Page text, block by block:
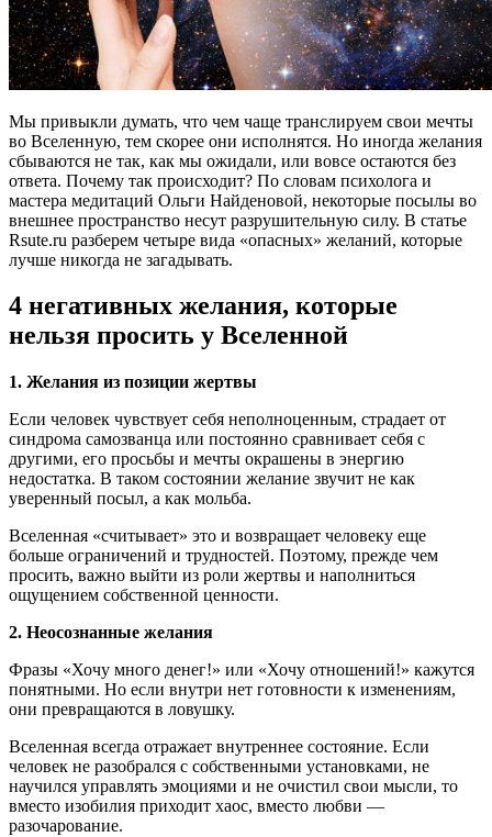
Мы привыкли думать, что чем чаще транслируем свои мечты
во Вселенную, тем скорее они исполнятся. Но иногда желания
сбываются не так, как мы ожидали, или вовсе остаются без
ответа. Почему так происходит? По словам психолога и
мастера медитаций Ольги Найденовой, некоторые посылы во
внешнее пространство несут разрушительную силу. В статье
Rsute.ru разберем четыре вида «опасных» желаний, которые
лучше никогда не загадывать.
4 негативных желания, которые
нельзя просить у Вселенной
1. Желания из позиции жертвы
Если человек чувствует себя неполноценным, страдает от
синдрома самозванца или постоянно сравнивает себя с
другими, его просьбы и мечты окрашены в энергию
недостатка. В таком состоянии желание звучит не как
уверенный посыл, а как мольба.
Вселенная «считывает» это и возвращает человеку еще
больше ограничений и трудностей. Поэтому, прежде чем
просить, важно выйти из роли жертвы и наполниться
ощущением собственной ценности.
2. Неосознанные желания
Фразы «Хочу много денег!» или «Хочу отношений!» кажутся
понятными. Но если внутри нет готовности к изменениям,
они превращаются в ловушку.
Вселенная всегда отражает внутреннее состояние. Если
человек не разобрался с собственными установками, не
научился управлять эмоциями и не очистил свои мысли, то
вместо изобилия приходит хаос, вместо любви —
разочарование.